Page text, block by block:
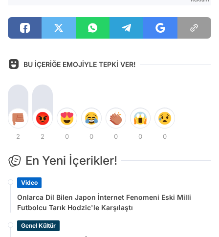
BU İÇERİĞE EMOJİYLE TEPKİ VER!
2 2 0 0 0 0 0
En Yeni İçerikler!
Video
Onlarca Dil Bilen Japon İnternet Fenomeni Eski Milli
Futbolcu Tarık Hodzic'le Karşılaştı
Genel Kültür